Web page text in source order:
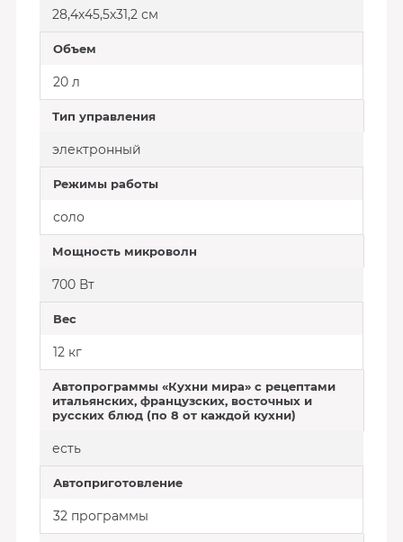
28,4х45,5х31,2 см
Объем
20 л
Тип управления
электронный
Режимы работы
соло
Мощность микроволн
700 Вт
Вес
12 кг
Автопрограммы «Кухни мира» с рецептами
итальянских, французских, восточных и
русских блюд (по 8 от каждой кухни)
есть
Автоприготовление
32 программы